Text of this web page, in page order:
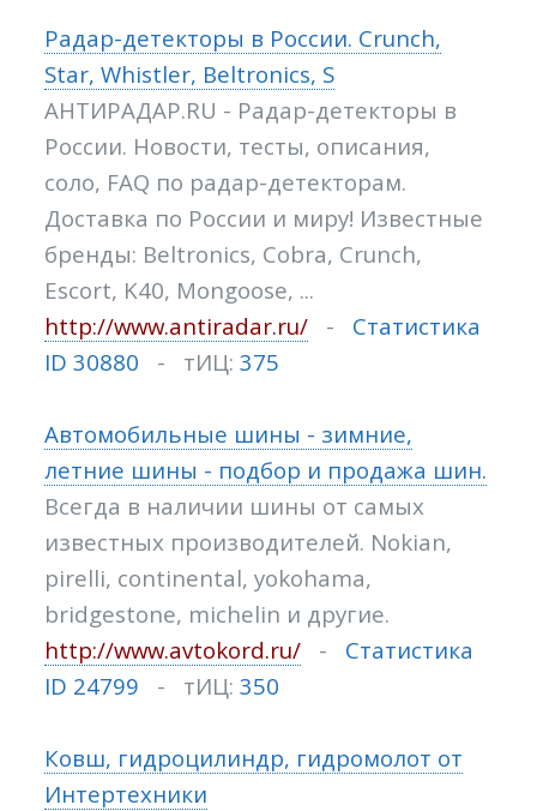
Радар-детекторы в России. Crunch,
Star, Whistler, Beltronics, S
АНТИРАДАР.RU - Радар-детекторы в
России. Новости, тесты, описания,
соло, FAQ по радар-детекторам.
Доставка по России и миру! Известные
бренды: Beltronics, Cobra, Crunch,
Escort, K40, Mongoose, ...
http://www.antiradar.ru/ - Статистика
ID 30880 - тИЦ:375
Автомобильные шины - зимние,
летние шины - подбор и продажа шин.
Всегда в наличии шины от самых
известных производителей. Nokian,
pirelli, continental, yokohama,
bridgestone, michelin и другие.
http://www.avtokord.ru/ - Статистика
ID 24799 - тИЦ:350
Ковш, гидроцилиндр, гидромолот от
Интертехники